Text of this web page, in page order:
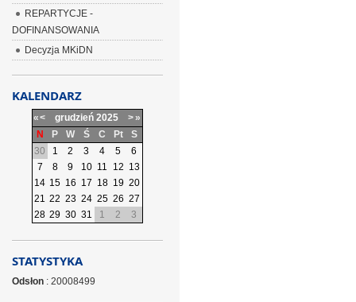
REPARTYCJE -
DOFINANSOWANIA
Decyzja MKiDN
KALENDARZ
«< grudzień 2025 >»
N
P W Ś C Pt
S
30
1 2 3 4 5
6
7
8 9 10 11 12 13
14 15 16 17 18 19 20
21 22 23 24 25 26 27
28 29 30 31 1 2 3
STATYSTYKA
Odsłon: 20008499